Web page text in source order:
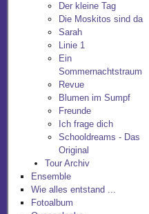
Der kleine Tag
Die Moskitos sind da
Sarah
Linie 1
Ein
Sommernachtstraum
Revue
Blumen im Sumpf
Freunde
Ich frage dich
Schooldreams - Das
Original
Tour Archiv
Ensemble
Wie alles entstand ...
Fotoalbum